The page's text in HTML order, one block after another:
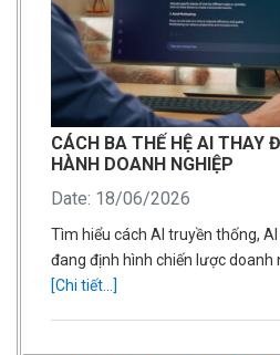
CÁCH BA THẾ HỆ AI THAY
HÀNH DOANH NGHIỆP
Date: 18/06/2026
Tìm hiểu cách AI truyền thống,
đang định hình chiến lược doanh
[Chi tiết...]